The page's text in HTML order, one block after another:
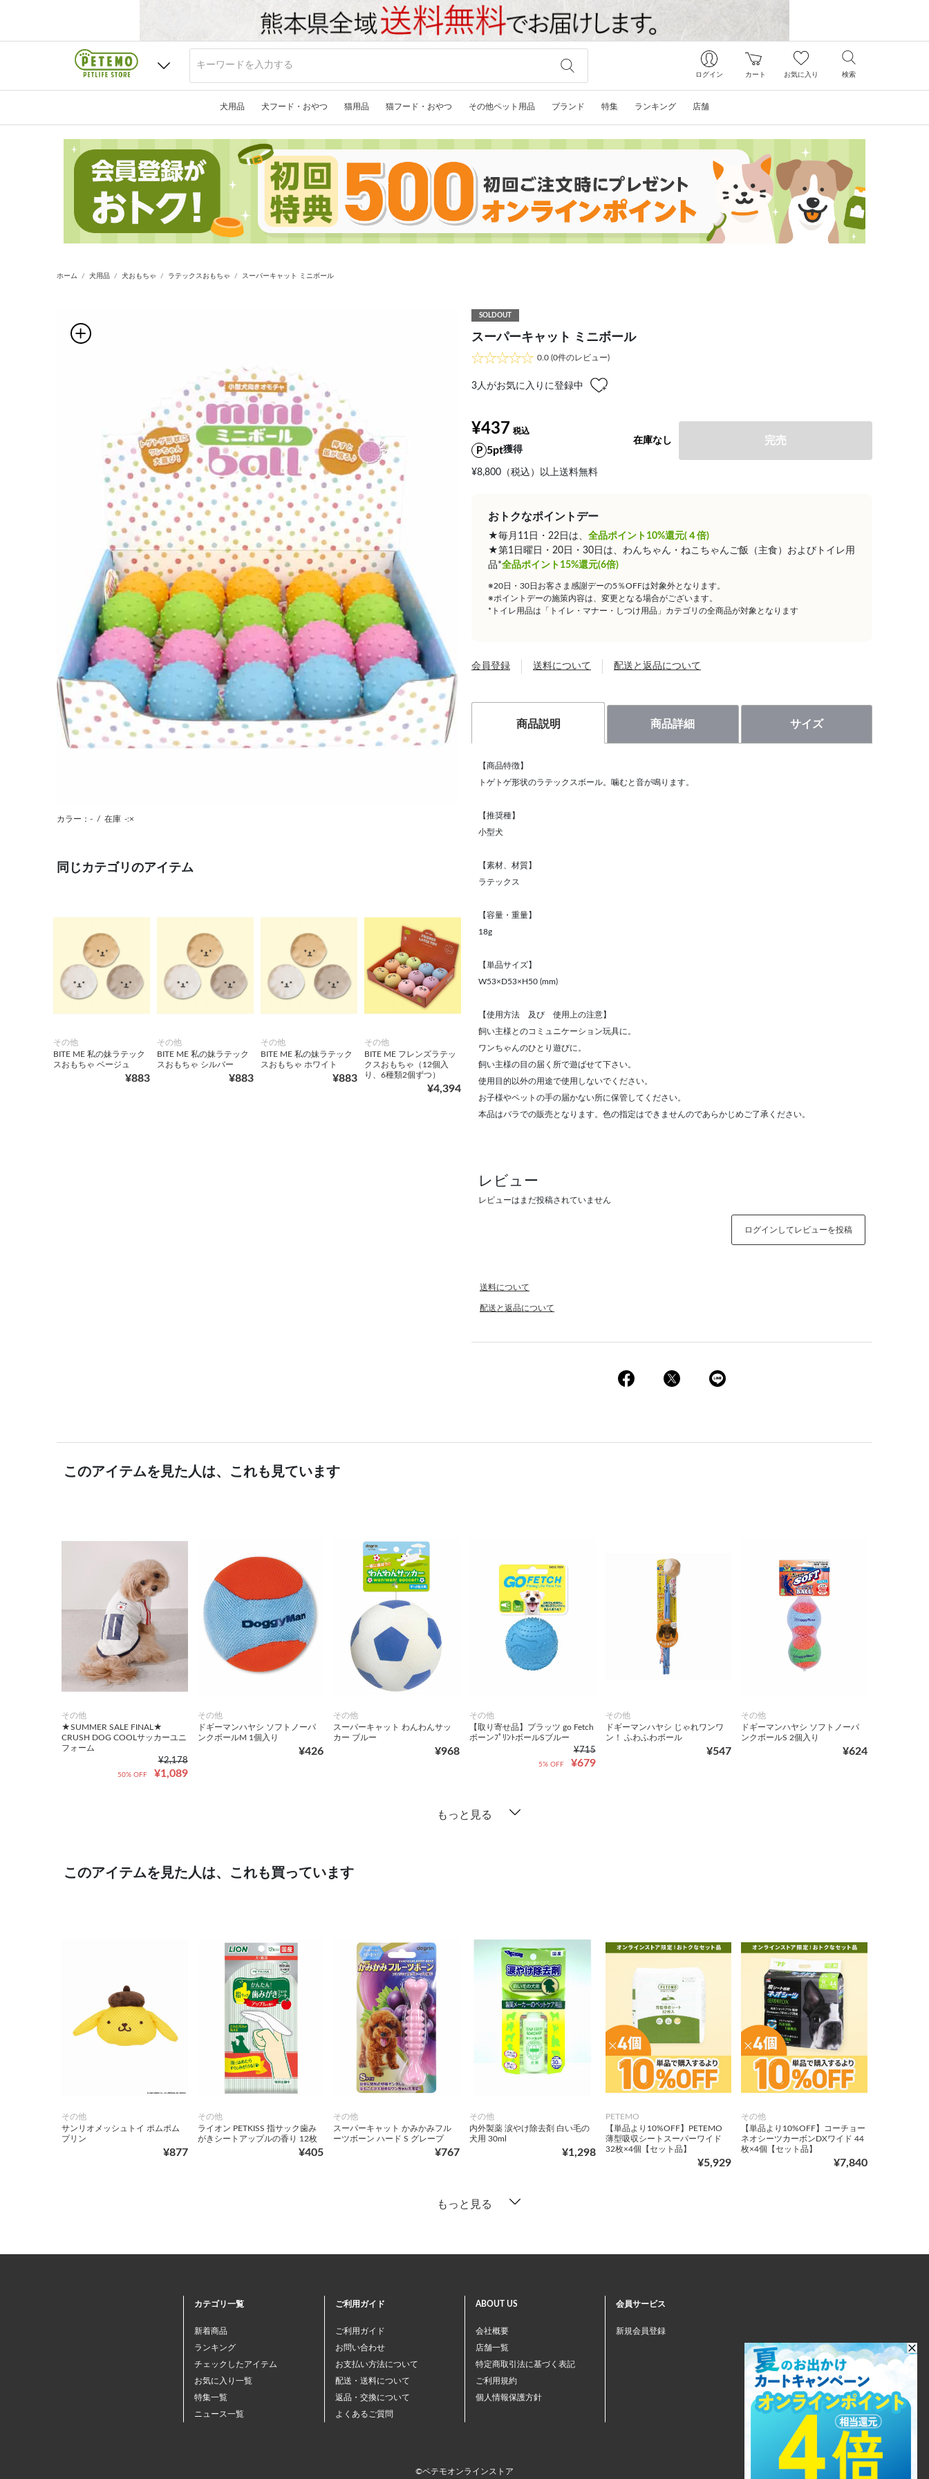
ログイン カート お気に入り 検索
犬用品 犬フード・おやつ 猫用品 猫フード・おやつ その他ペット用品 ブランド 特集 ランキング 店舗
ホーム 犬用品 犬おもちゃ ラテックスおもちゃ スーパーキャット ミニボール
カラー：- / 在庫 -:×
同じカテゴリのアイテム
その他
BITE ME 私の妹ラテック
スおもちゃ ベージュ
¥883
その他
BITE ME 私の妹ラテック
スおもちゃ シルバー
¥883
その他
BITE ME 私の妹ラテック
スおもちゃ ホワイト
¥883
その他
BITE ME フレンズラテッ
クスおもちゃ（12個入
り、6種類2個ずつ）
¥4,394
SOLDOUT
スーパーキャット ミニボール
0.0 (0件のレビュー)
3人がお気に入りに登録中
¥437
5pt獲得
¥8,800（税込）以上送料無料
在庫なし 完売
おトクなポイントデー
★毎月11日・22日は、 全品ポイント10%還元(４倍)
★第1日曜日・20日・30日は、わんちゃん・ねこちゃんご飯（主食）およびトイレ用
品*全品ポイント15%還元(6倍)
※20日・30日お客さま感謝デーの5％OFFは対象外となります。
※ポイントデーの施策内容は、変更となる場合がございます。
*トイレ用品は「トイレ・マナー・しつけ用品」カテゴリの全商品が対象となります
会員登録 送料について 配送と返品について
商品説明 商品詳細 サイズ
【商品特徴】
トゲトゲ形状のラテックスボール。噛むと音が鳴ります。
【推奨種】
小型犬
【素材、材質】
ラテックス
【容量・重量】
18g
【単品サイズ】
W53×D53×H50 (mm)
【使用方法 及び 使用上の注意】
飼い主様とのコミュニケーション玩具に。
ワンちゃんのひとり遊びに。
飼い主様の目の届く所で遊ばせて下さい。
使用目的以外の用途で使用しないでください。
お子様やペットの手の届かない所に保管してください。
本品はバラでの販売となります。色の指定はできませんのであらかじめご了承ください。
レビュー
レビューはまだ投稿されていません
ログインしてレビューを投稿
送料について
配送と返品について
このアイテムを見た人は、これも見ています
その他
★SUMMER SALE FINAL★
CRUSH DOG COOLサッカーユニ
フォーム
¥2,178
¥1,089
50% OFF
その他
ドギーマンハヤシ ソフトノーパ
ンクボールM 1個入り
¥426
その他
スーパーキャット わんわんサッ
カー ブルー
¥968
その他
【取り寄せ品】プラッツ go Fetch
ボーンﾌﾟﾘﾝﾄボールSブルー
¥715
¥679
5% OFF
その他
ドギーマンハヤシ じゃれワンワ
ン！ ふわふわボール
¥547
その他
ドギーマンハヤシ ソフトノーパ
ンクボールS 2個入り
¥624
もっと見る
このアイテムを見た人は、これも買っています
その他
サンリオメッシュトイ ポムポム
プリン
¥877
その他
ライオン PETKISS 指サック歯み
がきシートアップルの香り 12枚
¥405
その他
スーパーキャット かみかみフル
ーツボーン ハード S グレープ
¥767
その他
内外製薬 涙やけ除去剤 白い毛の
犬用 30ml
¥1,298
PETEMO
【単品より10%OFF】PETEMO
薄型吸収シートスーパーワイド
32枚×4個【セット品】
¥5,929
その他
【単品より10%OFF】コーチョー
ネオシーツカーボンDXワイド 44
枚×4個【セット品】
¥7,840
もっと見る
カテゴリ一覧
新着商品
ランキング
チェックしたアイテム
お気に入り一覧
特集一覧
ニュース一覧
ご利用ガイド
ご利用ガイド
お問い合わせ
お支払い方法について
配送・送料について
返品・交換について
よくあるご質問
ABOUT US
会社概要
店舗一覧
特定商取引法に基づく表記
ご利用規約
個人情報保護方針
会員サービス
新規会員登録
©ペテモオンラインストア